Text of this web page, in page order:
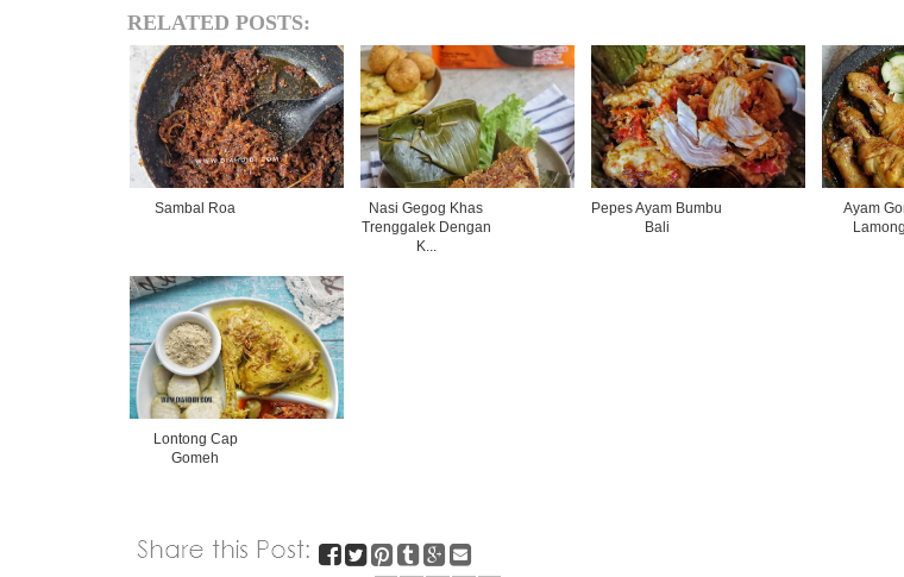
RELATED POSTS:
Sambal Roa
Nasi Gegog Khas
Trenggalek Dengan
K...
Pepes Ayam Bumbu
Bali
Ayam
Lontong Cap
Gomeh